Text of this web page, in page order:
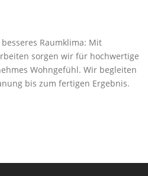
Raumklima: Mit
sorgen wir für hochwertige
Wohngefühl. Wir begleiten
bis zum fertigen Ergebnis.